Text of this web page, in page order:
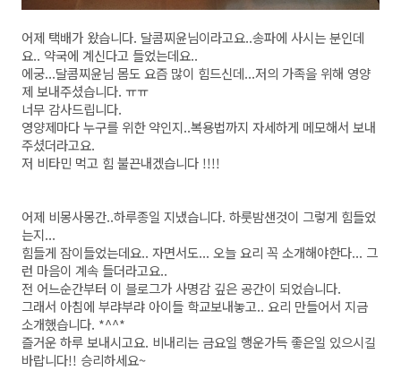
어제 택배가 왔습니다. 달콤찌윤님이라고요..송파에 사시는 분인데
요.. 약국에 계신다고 들었는데요..
에궁...달콤찌윤님 몸도 요즘 많이 힘드신데...저의 가족을 위해 영양
제 보내주셨습니다. ㅠㅠ
너무 감사드립니다.
영양제마다 누구를 위한 약인지..복용법까지 자세하게 메모해서 보내
주셨더라고요.
저 비타민 먹고 힘 불끈내겠습니다 !!!!
어제 비몽사몽간..하루종일 지냈습니다. 하룻밤샌것이 그렇게 힘들었
는지...
힘들게 잠이들었는데요.. 자면서도... 오늘 요리 꼭 소개해야한다... 그
런 마음이 계속 들더라고요..
전 어느순간부터 이 블로그가 사명감 깊은 공간이 되었습니다.
그래서 아침에 부랴부랴 아이들 학교보내놓고.. 요리 만들어서 지금
소개했습니다. *^^*
즐거운 하루 보내시고요. 비내리는 금요일 행운가득 좋은일 있으시길
바랍니다!! 승리하세요~